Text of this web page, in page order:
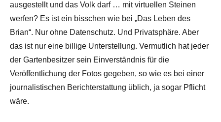
ausgestellt und das Volk darf … mit virtuellen Steinen
werfen? Es ist ein bisschen wie bei „Das Leben des
Brian“. Nur ohne Datenschutz. Und Privatsphäre. Aber
das ist nur eine billige Unterstellung. Vermutlich hat jeder
der Gartenbesitzer sein Einverständnis für die
Veröffentlichung der Fotos gegeben, so wie es bei einer
journalistischen Berichterstattung üblich, ja sogar Pflicht
wäre.